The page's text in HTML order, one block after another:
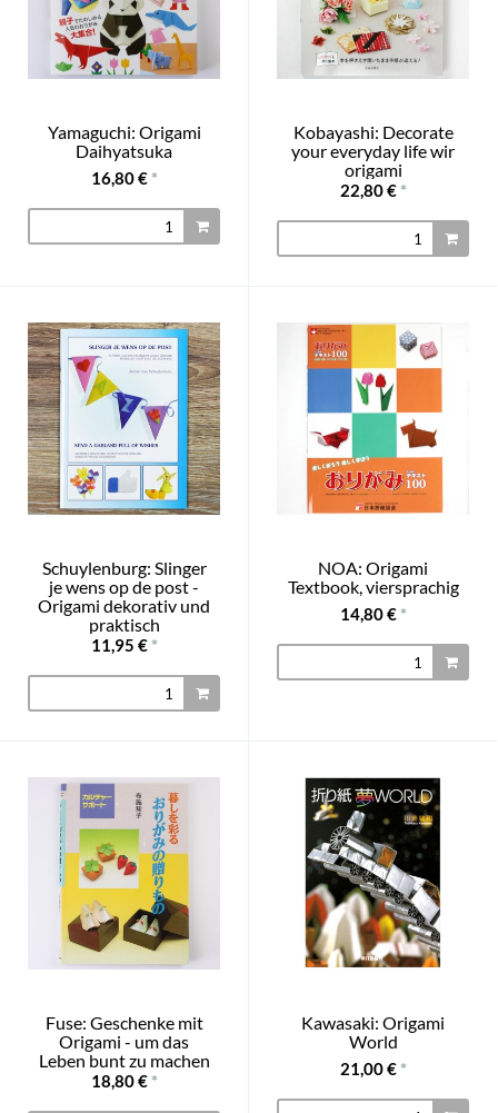
Yamaguchi: Origami
Daihyatsuka
16,80 € *
Kobayashi: Decorate
your everyday life wir
origami
22,80 € *
Schuylenburg: Slinger
je wens op de post -
Origami dekorativ und
praktisch
11,95 € *
NOA: Origami
Textbook, viersprachig
14,80 € *
Fuse: Geschenke mit
Origami - um das
Leben bunt zu machen
18,80 € *
Kawasaki: Origami
World
21,00 € *